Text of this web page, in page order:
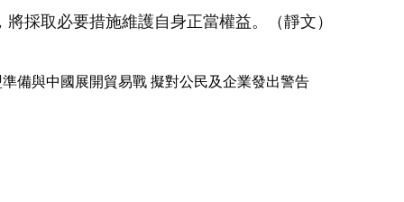
採取必要措施維護自身正當權益。
（靜文）